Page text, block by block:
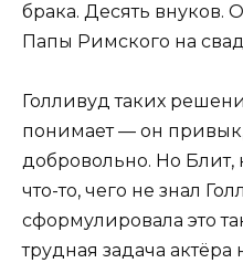
брака. Десять внуков.
Папы Римского на
Голливуд таких
понимает — он привык,
добровольно. Но Блит,
что-то, чего не знал
сформулировала это
трудная задача актёра